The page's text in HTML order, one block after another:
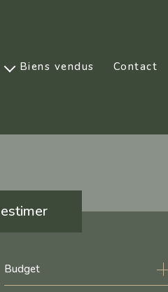
Biens vendus Contact
estimer
Budget